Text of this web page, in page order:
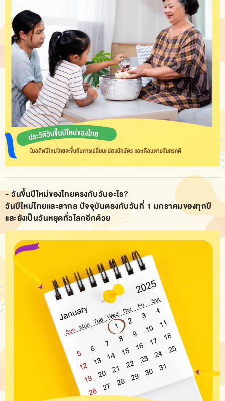
- วันขึ้นปีใหม่ของไทยตรงกับวันอะไร?
วันปีใหม่ไทยและสากล ปัจจุบันตรงกับวันที่ 1 มกราคมของทุกปี
และยังเป็นวันหยุดทั่วโลกอีกด้วย